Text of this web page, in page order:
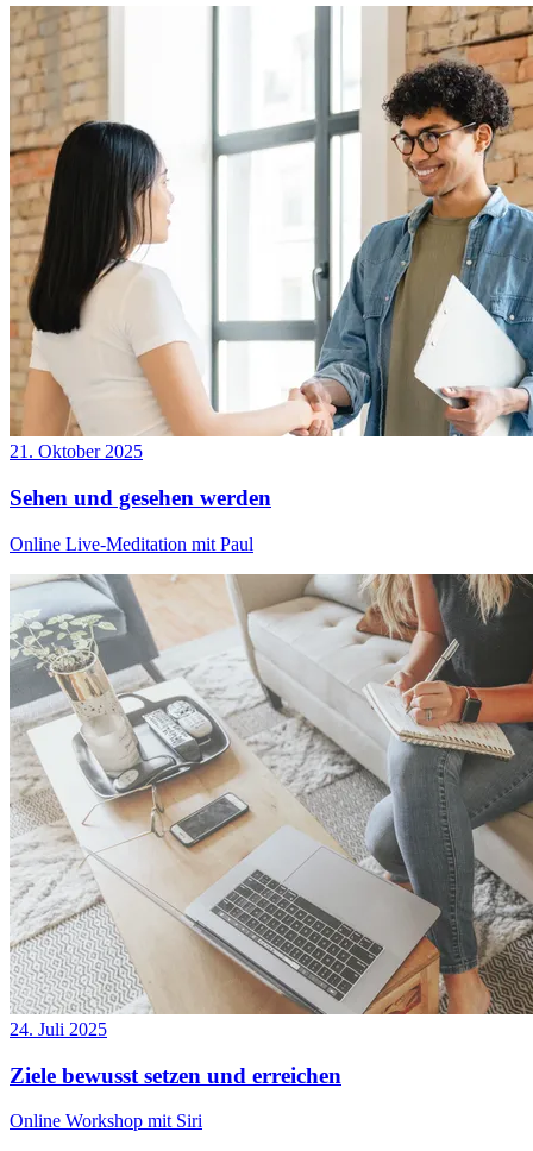
21. Oktober 2025
Sehen und gesehen werden
Online Live-Meditation mit Paul
24. Juli 2025
Ziele bewusst setzen und erreichen
Online Workshop mit Siri